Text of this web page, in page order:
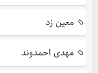
معین زد
مهدی احمدوند